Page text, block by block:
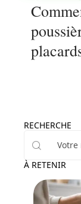
RECHERCHE
À RETENIR